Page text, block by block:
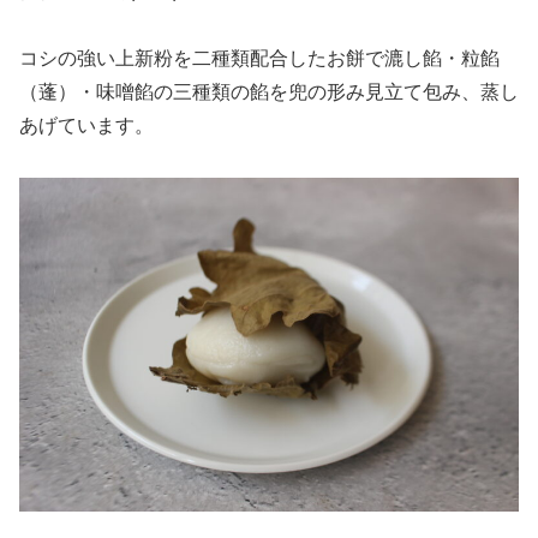
コシの強い上新粉を二種類配合したお餅で漉し餡・粒餡
（蓬）・味噌餡の三種類の餡を兜の形み見立て包み、蒸し
あげています。